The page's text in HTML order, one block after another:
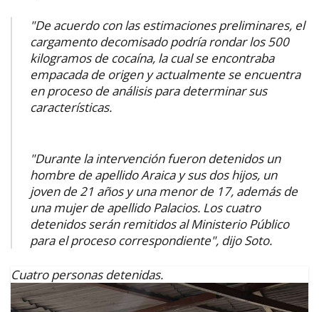
"De acuerdo con las estimaciones preliminares, el
cargamento decomisado podría rondar los 500
kilogramos de cocaína, la cual se encontraba
empacada de origen y actualmente se encuentra
en proceso de análisis para determinar sus
características.
"Durante la intervención fueron detenidos un
hombre de apellido Araica y sus dos hijos, un
joven de 21 años y una menor de 17, además de
una mujer de apellido Palacios. Los cuatro
detenidos serán remitidos al Ministerio Público
para el proceso correspondiente", dijo Soto.
Cuatro personas detenidas.